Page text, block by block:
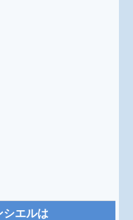
シエルは